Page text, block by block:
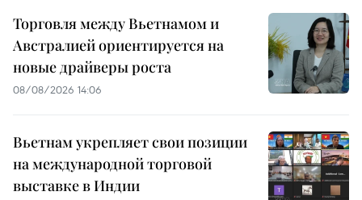
Торговля между Вьетнамом и
Австралией ориентируется на
новые драйверы роста
08/08/2026 14:06
Вьетнам укрепляет свои позиции
на международной торговой
выставке в Индии